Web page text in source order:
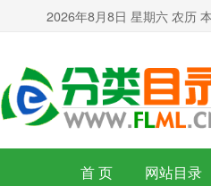
2026年8月8日 星期六 农历
首 页 网站目录